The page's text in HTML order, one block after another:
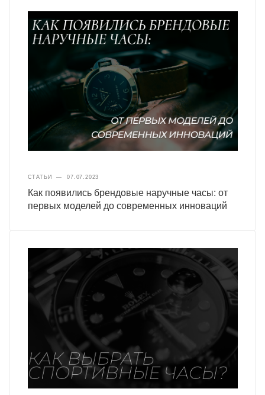
СТАТЬИ — 07.07.2023
Как появились брендовые наручные часы: от
первых моделей до современных инноваций